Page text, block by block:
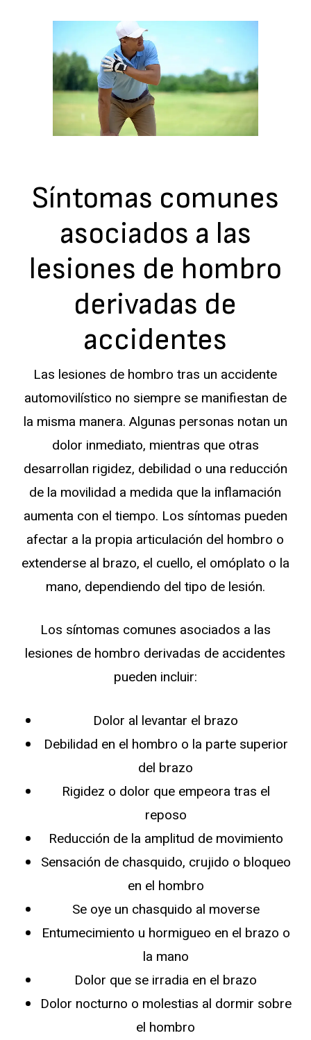
Síntomas comunes
asociados a las
lesiones de hombro
derivadas de
accidentes
Las lesiones de hombro tras un accidente
automovilístico no siempre se manifiestan de
la misma manera. Algunas personas notan un
dolor inmediato, mientras que otras
desarrollan rigidez, debilidad o una reducción
de la movilidad a medida que la inflamación
aumenta con el tiempo. Los síntomas pueden
afectar a la propia articulación del hombro o
extenderse al brazo, el cuello, el omóplato o la
mano, dependiendo del tipo de lesión.
Los síntomas comunes asociados a las
lesiones de hombro derivadas de accidentes
pueden incluir:
Dolor al levantar el brazo
Debilidad en el hombro o la parte superior
del brazo
Rigidez o dolor que empeora tras el
reposo
Reducción de la amplitud de movimiento
Sensación de chasquido, crujido o bloqueo
en el hombro
Se oye un chasquido al moverse
Entumecimiento u hormigueo en el brazo o
la mano
Dolor que se irradia en el brazo
Dolor nocturno o molestias al dormir sobre
el hombro